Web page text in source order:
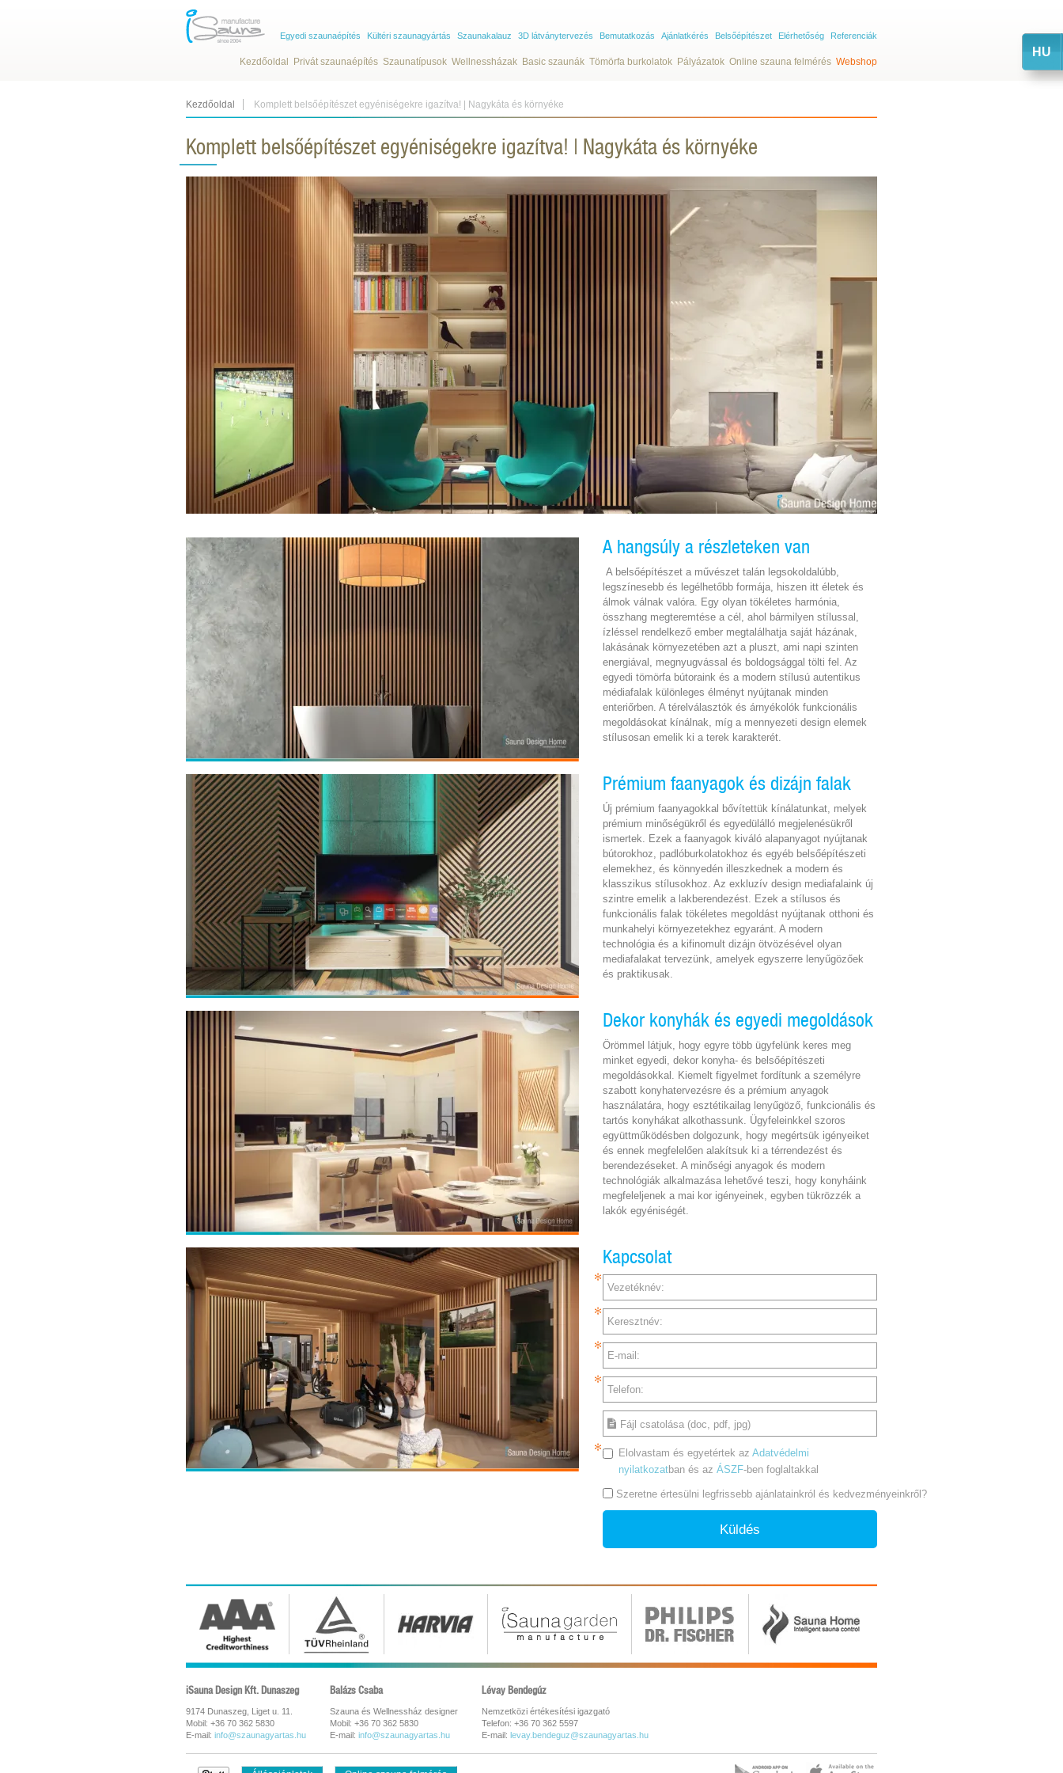
Egyedi szaunaépítés Kültéri szaunagyártás Szaunakalauz 3D látványtervezés Bemutatkozás Ajánlatkérés Belsőépítészet Elérhetőség Referenciák
Kezdőoldal Privát szaunaépítés Szaunatípusok Wellnessházak Basic szaunák Tömörfa burkolatok Pályázatok Online szauna felmérés Webshop
Kezdőoldal Komplett belsőépítészet egyéniségekre igazítva! | Nagykáta és környéke
Komplett belsőépítészet egyéniségekre igazítva! | Nagykáta és környéke
A hangsúly a részleteken van
A belsőépítészet a művészet talán legsokoldalúbb,
legszínesebb és legélhetőbb formája, hiszen itt életek és
álmok válnak valóra. Egy olyan tökéletes harmónia,
összhang megteremtése a cél, ahol bármilyen stílussal,
ízléssel rendelkező ember megtalálhatja saját házának,
lakásának környezetében azt a pluszt, ami napi szinten
energiával, megnyugvással és boldogsággal tölti fel. Az
egyedi tömörfa bútoraink és a modern stílusú autentikus
médiafalak különleges élményt nyújtanak minden
enteriőrben. A térelválasztók és árnyékolók funkcionális
megoldásokat kínálnak, míg a mennyezeti design elemek
stílusosan emelik ki a terek karakterét.
Prémium faanyagok és dizájn falak
Új prémium faanyagokkal bővítettük kínálatunkat, melyek
prémium minőségükről és egyedülálló megjelenésükről
ismertek. Ezek a faanyagok kiváló alapanyagot nyújtanak
bútorokhoz, padlóburkolatokhoz és egyéb belsőépítészeti
elemekhez, és könnyedén illeszkednek a modern és
klasszikus stílusokhoz. Az exkluzív design mediafalaink új
szintre emelik a lakberendezést. Ezek a stílusos és
funkcionális falak tökéletes megoldást nyújtanak otthoni és
munkahelyi környezetekhez egyaránt. A modern
technológia és a kifinomult dizájn ötvözésével olyan
mediafalakat tervezünk, amelyek egyszerre lenyűgözőek
és praktikusak.
Dekor konyhák és egyedi megoldások
Örömmel látjuk, hogy egyre több ügyfelünk keres meg
minket egyedi, dekor konyha- és belsőépítészeti
megoldásokkal. Kiemelt figyelmet fordítunk a személyre
szabott konyhatervezésre és a prémium anyagok
használatára, hogy esztétikailag lenyűgöző, funkcionális és
tartós konyhákat alkothassunk. Ügyfeleinkkel szoros
együttműködésben dolgozunk, hogy megértsük igényeiket
és ennek megfelelően alakítsuk ki a térrendezést és
berendezéseket. A minőségi anyagok és modern
technológiák alkalmazása lehetővé teszi, hogy konyháink
megfeleljenek a mai kor igényeinek, egyben tükrözzék a
lakók egyéniségét.
Kapcsolat
Vezetéknév:
Keresztnév:
E-mail:
Telefon:
Fájl csatolása (doc, pdf, jpg)
Elolvastam és egyetértek azAdatvédelmi
nyilatkozatban és azÁSZF-ben foglaltakkal
Szeretne értesülni legfrissebb ajánlatainkról és kedvezményeinkről?
Küldés
iSauna Design Kft. Dunaszeg
9174 Dunaszeg, Liget u. 11.
Mobil: +36 70 362 5830
E-mail: info@szaunagyartas.hu
Balázs Csaba
Szauna és Wellnessház designer
Mobil: +36 70 362 5830
E-mail: info@szaunagyartas.hu
Lévay Bendegúz
Nemzetközi értékesítési igazgató
Telefon: +36 70 362 5597
E-mail: levay.bendeguz@szaunagyartas.hu
HU